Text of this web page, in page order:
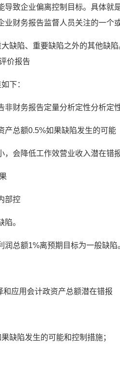
导致企业偏离控制目标。具体就
业财务报告监督人员关注的一个
大缺陷、重要缺陷之外的其他缺
价报告
下：
非财务报告定量分析定性分析定
产总额0.5%如果缺陷发生的可能
，会降低工作效营业收入潜在错
部控
。
润总额1%离预期目标为一般缺陷
和应用会计政资产总额潜在错报
缺陷发生的可能和控制措施；